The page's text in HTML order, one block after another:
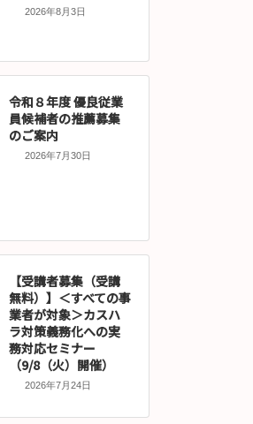
2026年8月3日
令和８年度 優良従業
員候補者の推薦募集
のご案内
2026年7月30日
【受講者募集（受講
無料）】＜すべての事
業者が対象＞カスハ
ラ対策義務化への実
務対応セミナー
（9/8（火）開催）
2026年7月24日